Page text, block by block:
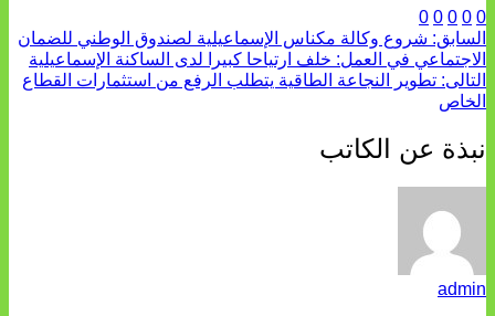
0
0
0
0
0
السابق: شروع وكالة مكناس الإسماعيلية لصندوق الوطني للضمان
الاجتماعي في العمل: خلف ارتياحا كبيرا لدى الساكنة الإسماعيلية
التالى: تطوير النجاعة الطاقية يتطلب الرفع من استثمارات القطاع
الخاص
نبذة عن الكاتب
admin